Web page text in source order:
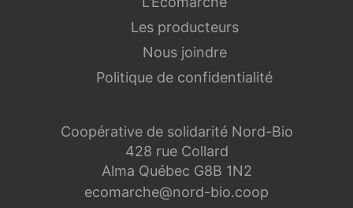
Coopérative de solidarité Nord-Bio
428 rue Collard
Alma Québec G8B 1N2
ecomarche@nord-bio.coop
Les producteurs
Nous joindre
Politique de confidentialité